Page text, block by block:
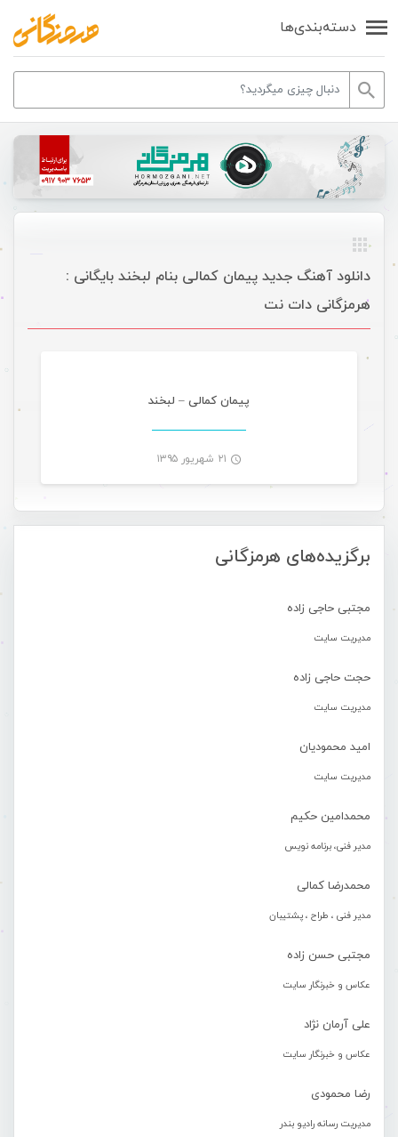
دسته‌بندی‌ها
برگزیده‌های هرمزگانی
مجتبی حاجی زاده
مدیریت سایت
حجت حاجی زاده
مدیریت سایت
امید محمودیان
مدیریت سایت
محمدامین حکیم
مدیر فنی، برنامه نویس
محمدرضا کمالی
مدیر فنی ، طراح ، پشتیبان
مجتبی حسن زاده
عکاس و خبرنگار سایت
علی آرمان نژاد
عکاس و خبرنگار سایت
رضا محمودی
مدیریت رسانه رادیو بندر
دانلود آهنگ جدید پیمان کمالی بنام لبخند بایگانی :
هرمزگانی دات نت
پیمان کمالی – لبخند
۲۱ شهریور ۱۳۹۵